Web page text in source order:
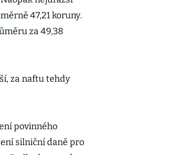
47,21 koruny.
za 49,38
za naftu tehdy
povinného
silniční daně pro